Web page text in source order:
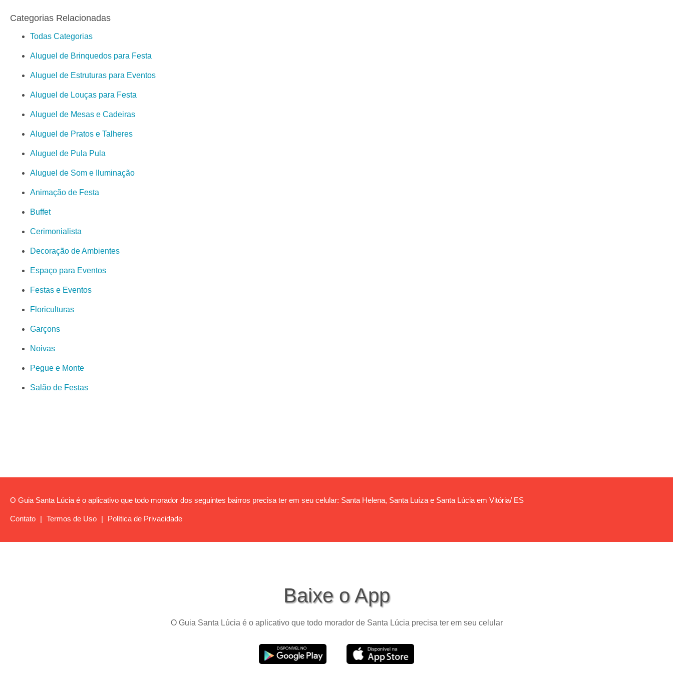
Categorias Relacionadas
Todas Categorias
Aluguel de Brinquedos para Festa
Aluguel de Estruturas para Eventos
Aluguel de Louças para Festa
Aluguel de Mesas e Cadeiras
Aluguel de Pratos e Talheres
Aluguel de Pula Pula
Aluguel de Som e Iluminação
Animação de Festa
Buffet
Cerimonialista
Decoração de Ambientes
Espaço para Eventos
Festas e Eventos
Floriculturas
Garçons
Noivas
Pegue e Monte
Salão de Festas
O Guia Santa Lúcia é o aplicativo que todo morador dos seguintes bairros precisa ter em seu celular: Santa Helena, Santa Luíza e Santa Lúcia em Vitória/ ES
Contato | Termos de Uso | Política de Privacidade
Baixe o App
O Guia Santa Lúcia é o aplicativo que todo morador de Santa Lúcia precisa ter em seu celular